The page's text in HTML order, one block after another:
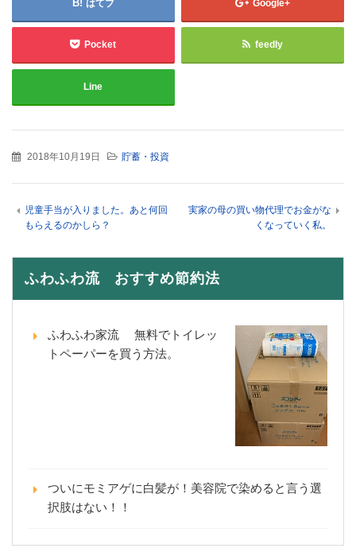
はてブ Google+
Pocket feedly
Line
2018年10月19日 貯蓄・投資
児童手当が入りました。あと何回
もらえるのかしら？
実家の母の買い物代理でお金がな
くなっていく私。
ふわふわ流 おすすめ節約法
ふわふわ家流 無料でトイレッ
トペーパーを買う方法。
ついにモミアゲに白髪が！美容院で染めると言う選
択肢はない！！